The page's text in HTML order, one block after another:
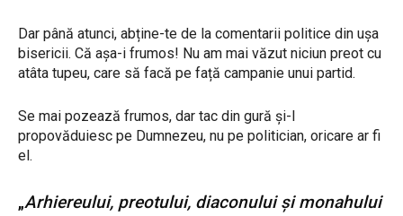
Dar până atunci, abține-te de la comentarii politice din ușa
bisericii. Că așa-i frumos! Nu am mai văzut niciun preot cu
atâta tupeu, care să facă pe față campanie unui partid.
Se mai pozează frumos, dar tac din gură și-l
propovăduiesc pe Dumnezeu, nu pe politician, oricare ar fi
el.
„Arhiereului, preotului, diaconului şi monahului